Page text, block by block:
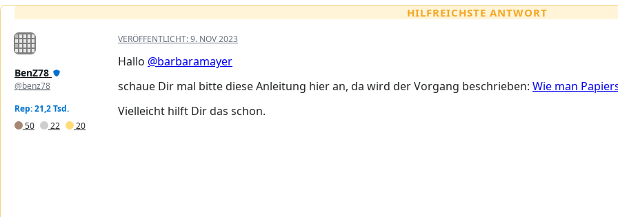
HILFREICHSTE ANTWORT
BenZ78
@benz78
Rep: 21,2 Tsd.
50
22 20
VERÖFFENTLICHT:9. NOV 2023
Hallo @barbaramayer
schaue Dir mal bitte diese Anleitung hier an, da wird der Vorgang beschrieben: Wie man
Vielleicht hilft Dir das schon.